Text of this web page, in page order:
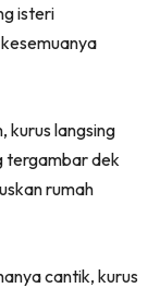
isteri
kurus langsing
tergambar dek
rumah
cantik, kurus